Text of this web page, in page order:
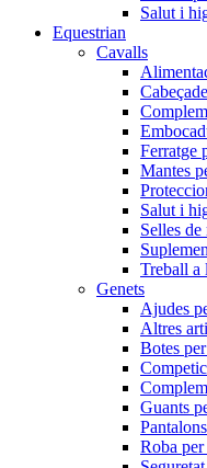
Salut i
Equestrian
Cavalls
Ferratge
Mantes
Salut i
Selles
Treball a
Genets
Ajudes
Altres
Botes
Guants
Roba per